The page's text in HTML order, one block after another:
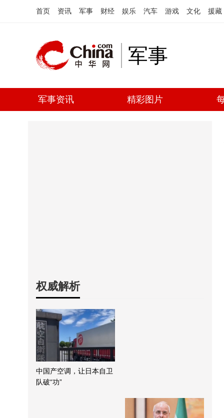
首页 资讯 军事 财经 娱乐 汽车 游戏 文化 援藏
军事
军事资讯 精彩图片
权威解析
中国产空调，让日本自卫
队破“功”